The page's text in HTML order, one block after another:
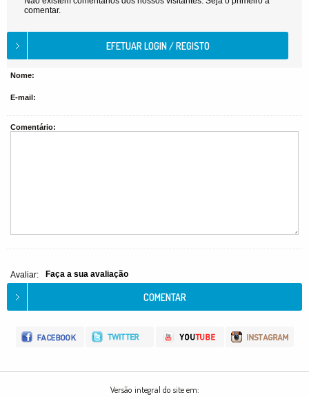
comentar.
Nome:
E-mail:
Comentário:
Avaliar: Faça a sua avaliação
Versão integral do site em: